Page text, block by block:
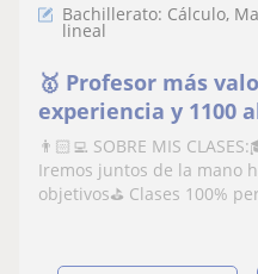
Bachillerato: Cálculo,
lineal
🥇 Profesor más
experiencia y 1100
aprobados
👨🏻‍💻 SOBRE MIS
Iremos juntos de la mano
objetivos⛳️ Clases 100%